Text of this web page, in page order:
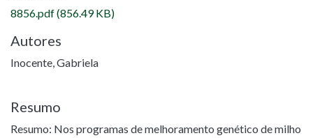
8856.pdf(856.49 KB)
Autores
Inocente, Gabriela
Resumo
Resumo: Nos programas de melhoramento genético de milho